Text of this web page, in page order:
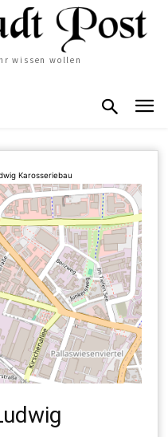
wissen wollen
Karosseriebau